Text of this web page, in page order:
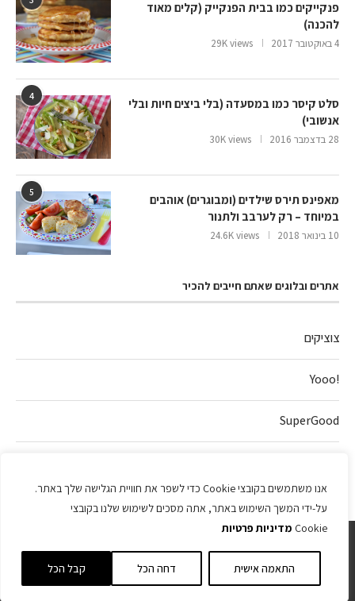
אנו משתמשים בקובצי Cookie כדי לשפר את חוויית הגלישה שלך באתר.
על-ידי המשך השימוש באתר, אתה מסכים לשימוש שלנו בקובצי
Cookie מדיניות פרטיות
התאמה אישית דחה הכל קבל הכל
פנקייקים כמו בבית הפנקייק (קלים מאוד
להכנה)
4 באוקטובר 2017 29K views
4
סלט קיסר כמו במסעדה (בלי ביצים חיות ובלי
אנשובי)
28 בדצמבר 2016 30K views
5
מאפינס תירס שילדים (ומבוגרים) אוהבים
במיוחד – רק לערבב ולתנור
10 בינואר 2018 24.6K views
אתרים ובלוגים שאתם חייבים להכיר
צוציקים
!Yooo
SuperGood